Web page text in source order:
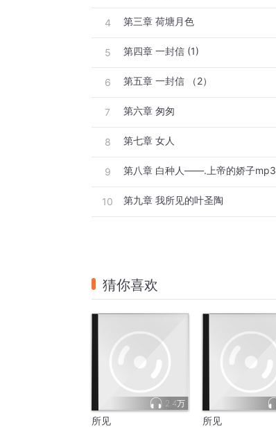
4 第三章 荷塘月色
5 第四章 一封信 (1)
6 第五章 一封信 （2）
7 第六章 匆匆
8 第七章 女人
9 第八章 白种人——.上帝的娇子mp3
10 第九章 我所见的叶圣陶
猜你喜欢
2.4万
所见
所见